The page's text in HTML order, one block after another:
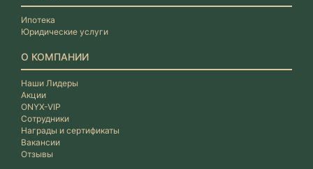
Ипотека
Юридические услуги
О КОМПАНИИ
Наши Лидеры
Акции
ONYX-VIP
Сотрудники
Награды и сертификаты
Вакансии
Отзывы